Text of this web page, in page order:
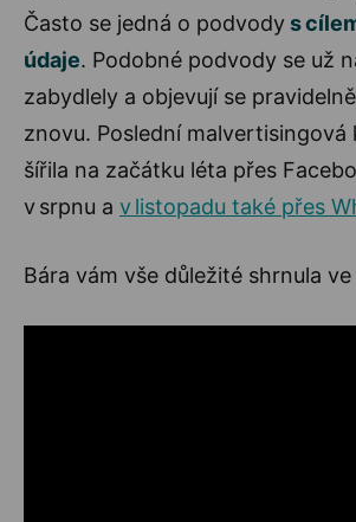
Často se jedná o podvodys
údaje. Podobné podvody se už
zabydlely a objevují se
znovu. Poslední malvertisingová
šířila na začátku léta přes
v srpnu a v listopadu také přes
Bára vám vše důležité shrnula ve